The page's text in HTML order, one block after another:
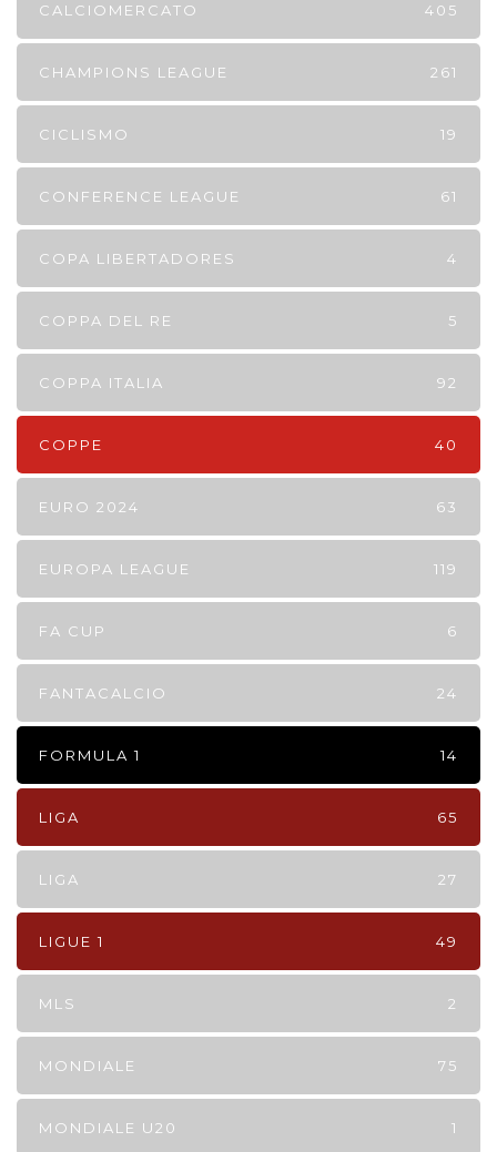
CALCIOMERCATO 405
CHAMPIONS LEAGUE 261
CICLISMO 19
CONFERENCE LEAGUE 61
COPA LIBERTADORES 4
COPPA DEL RE 5
COPPA ITALIA 92
COPPE 40
EURO 2024 63
EUROPA LEAGUE 119
FA CUP 6
FANTACALCIO 24
FORMULA 1 14
LIGA 65
LIGA 27
LIGUE 1 49
MLS 2
MONDIALE 75
MONDIALE U20 1